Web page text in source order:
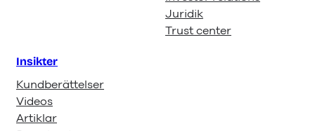
Juridik
Trust center
Insikter
Kundberättelser
Videos
Artiklar